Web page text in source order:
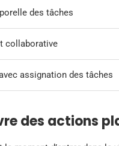
des tâches
collaborative
assignation des tâches
des actions